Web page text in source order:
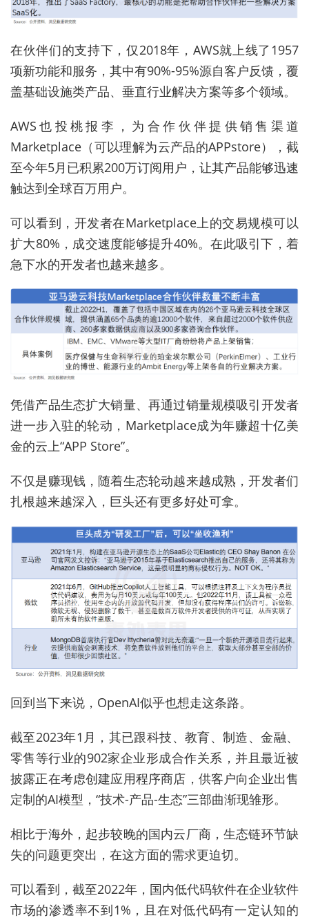
在伙伴们的支持下，仅2018年，AWS就上线了1957
项新功能和服务，其中有90%-95%源自客户反馈，覆
盖基础设施类产品、垂直行业解决方案等多个领域。
AWS也投桃报李，为合作伙伴提供销售渠道
Marketplace（可以理解为云产品的APPstore），截
至今年5月已积累200万订阅用户，让其产品能够迅速
触达到全球百万用户。
可以看到，开发者在Marketplace上的交易规模可以
扩大80%，成交速度能够提升40%。在此吸引下，着
急下水的开发者也越来越多。
凭借产品生态扩大销量、再通过销量规模吸引开发者
进一步入驻的轮动，Marketplace成为年赚超十亿美
金的云上“APP Store”。
不仅是赚现钱，随着生态轮动越来越成熟，开发者们
扎根越来越深入，巨头还有更多好处可拿。
回到当下来说，OpenAI似乎也想走这条路。
截至2023年1月，其已跟科技、教育、制造、金融、
零售等行业的902家企业形成合作关系，并且最近被
披露正在考虑创建应用程序商店，供客户向企业出售
定制的AI模型，“技术-产品-生态”三部曲渐现雏形。
相比于海外，起步较晚的国内云厂商，生态链环节缺
失的问题更突出，在这方面的需求更迫切。
可以看到，截至2022年，国内低代码软件在企业软件
市场的渗透率不到1%，且在对低代码有一定认知的